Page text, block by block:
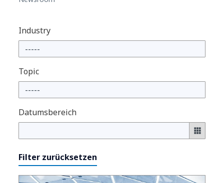
Industry
Topic
Datumsbereich
Filter zurücksetzen